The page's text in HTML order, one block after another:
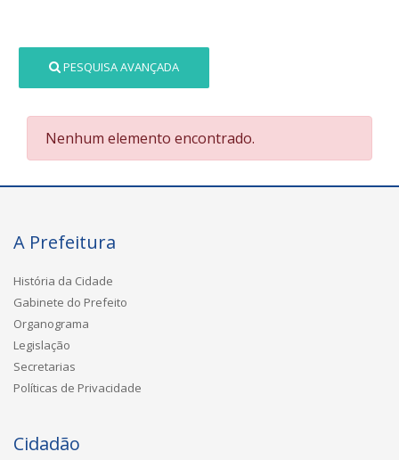
PESQUISA AVANÇADA
Nenhum elemento encontrado.
A Prefeitura
História da Cidade
Gabinete do Prefeito
Organograma
Legislação
Secretarias
Políticas de Privacidade
Cidadão